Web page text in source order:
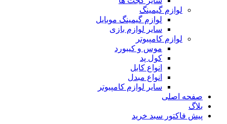
لوازم گیمینگ
لوازم گیمینگ موبایل
سایر لوازم بازی
لوازم کامپیوتر
موس و کیبورد
کول پد
انواع کابل
انواع مبدل
سایر لوازم کامپیوتر
صفحه اصلی
بلاگ
پیش فاکتور سبد خرید